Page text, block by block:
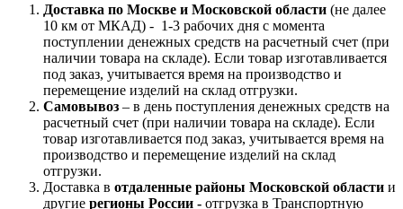
Доставка по Москве и Московской области (не далее
10 км от МКАД) - 1-3 рабочих дня с момента
поступлении денежных средств на расчетный счет (при
наличии товара на складе). Если товар изготавливается
под заказ, учитывается время на производство и
перемещение изделий на склад отгрузки.
Самовывоз – в день поступления денежных средств на
расчетный счет (при наличии товара на складе). Если
товар изготавливается под заказ, учитывается время на
производство и перемещение изделий на склад
отгрузки.
Доставка в отдаленные районы Московской области и
другие регионы России - отгрузка в Транспортную